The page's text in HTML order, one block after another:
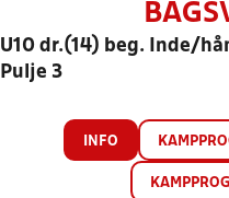
U10 dr.(14) beg. Inde/
Pulje 3
INFO